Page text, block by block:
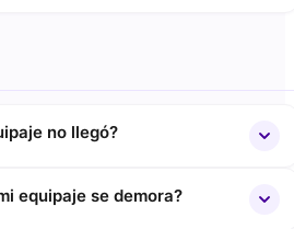
no llegó?
equipaje se demora?